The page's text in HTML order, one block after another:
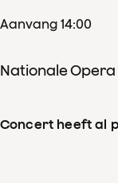
Aanvang 14:00
Nationale
Concert heeft al